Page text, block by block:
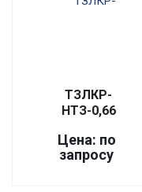
ТЗЛКР-
НТЗ-0,66
Цена: по
запросу